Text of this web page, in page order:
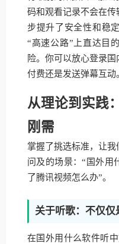
码和观看记录不会在
步提升了安全性和稳
“高速公路”上直达目
险。你可以放心登录
付费还是发送弹幕互动
从理论到实践
刚需
掌握了挑选标准，让
问及的场景：“国外用
了腾讯视频怎么办”。
关于听歌：不仅仅
在国外用什么软件听